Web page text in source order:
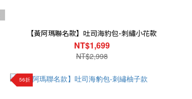
【黃阿瑪聯名款】吐司海豹包-刺繡小花款
NT$1,699
NT$2,998
56折